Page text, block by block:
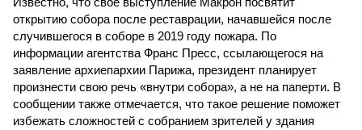
открытию собора после реставрации, начавшейся после
случившегося в соборе в 2019 году пожара. По
информации агентства Франс Пресс, ссылающегося на
заявление архиепархии Парижа, президент планирует
произнести свою речь «внутри собора», а не на паперти. В
сообщении также отмечается, что такое решение поможет
избежать сложностей с собранием зрителей у здания